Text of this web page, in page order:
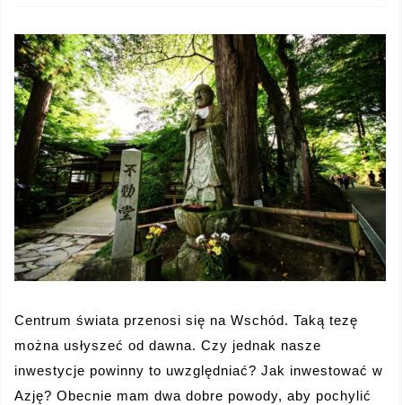
Centrum świata przenosi się na Wschód. Taką tezę
można usłyszeć od dawna. Czy jednak nasze
inwestycje powinny to uwzględniać? Jak inwestować w
Azję? Obecnie mam dwa dobre powody, aby pochylić